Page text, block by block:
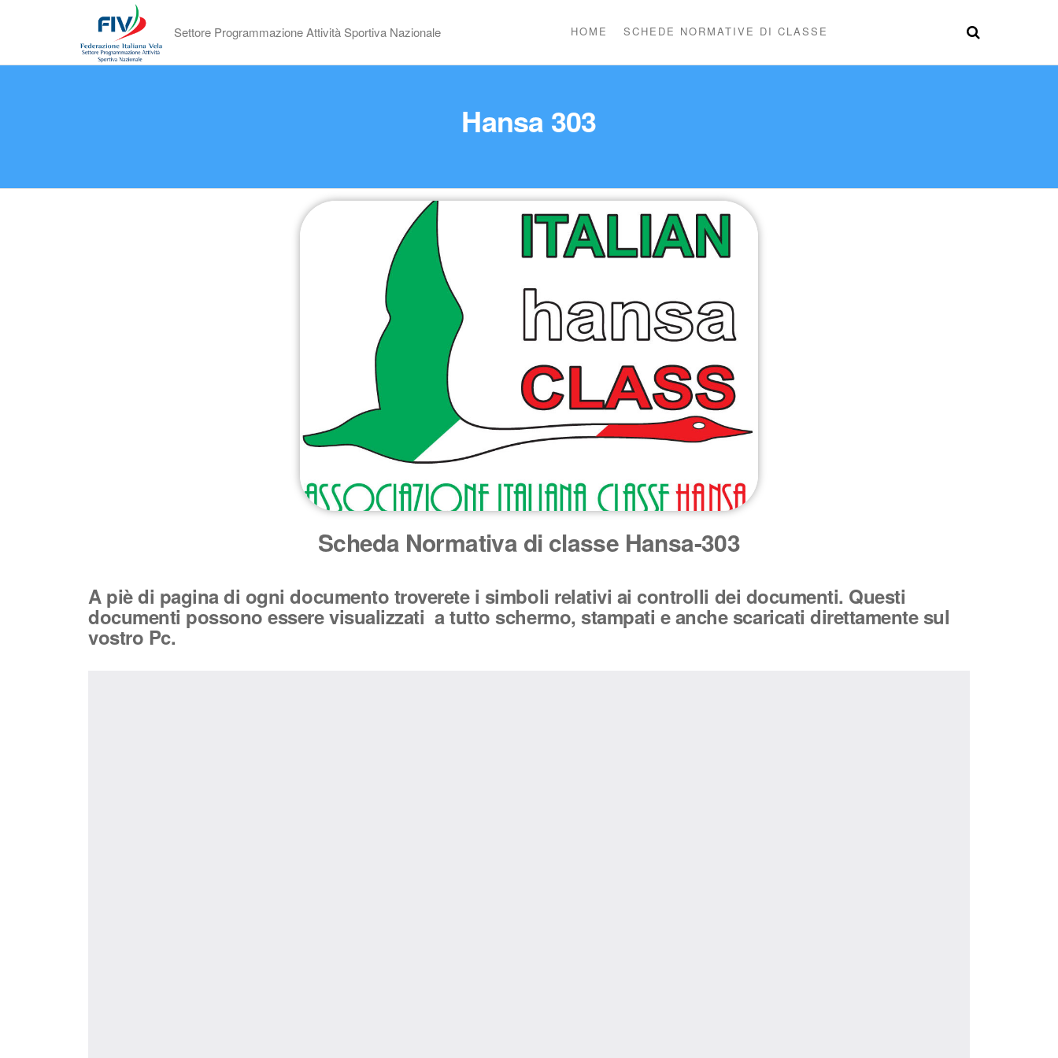
Settore Programmazione Attività Sportiva Nazionale HOME SCHEDE NORMATIVE DI CLASSE
Hansa 303
Scheda Normativa di classe Hansa-303
A piè di pagina di ogni documento troverete i simboli relativi ai controlli dei documenti. Questi
documenti possono essere visualizzati a tutto schermo, stampati e anche scaricati direttamente sul
vostro Pc.